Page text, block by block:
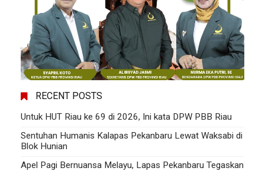
RECENT POSTS
Untuk HUT Riau ke 69 di 2026, Ini kata DPW PBB Riau
Sentuhan Humanis Kalapas Pekanbaru Lewat Waksabi di
Blok Hunian
Apel Pagi Bernuansa Melayu, Lapas Pekanbaru Tegaskan